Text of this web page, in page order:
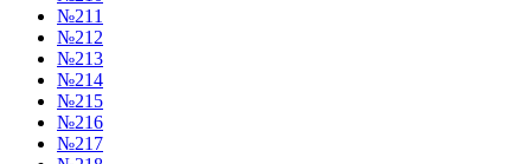
№211
№212
№213
№214
№215
№216
№217